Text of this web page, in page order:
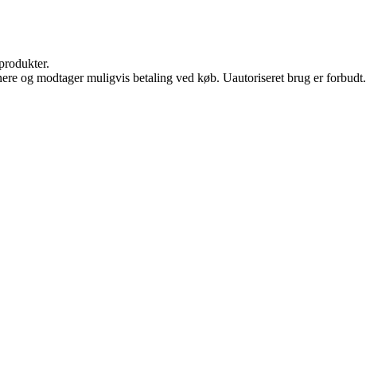
og modtager muligvis betaling ved køb. Uautoriseret brug er forbudt.